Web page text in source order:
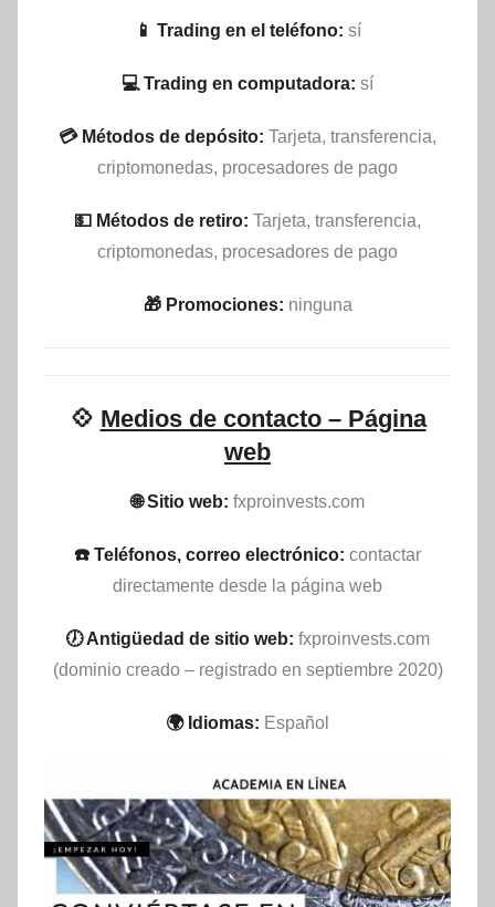
📱 Trading en el teléfono: sí
💻 Trading en computadora: sí
💳 Métodos de depósito: Tarjeta, transferencia,
criptomonedas, procesadores de pago
💵​ Métodos de retiro: Tarjeta, transferencia,
criptomonedas, procesadores de pago
🎁 Promociones: ninguna
💠 Medios de contacto – Página
web
🌐 Sitio web: fxproinvests.com
☎️ Teléfonos, correo electrónico: contactar
directamente desde la página web
🕖 Antigüedad de sitio web: fxproinvests.com
(dominio creado – registrado en septiembre 2020)
🌍 Idiomas: Español